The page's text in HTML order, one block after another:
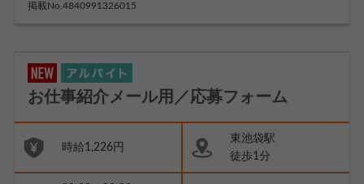
掲載No.4840991326015
お仕事紹介メール用／応募フォーム
時給1,226円
東池袋駅
徒歩1分